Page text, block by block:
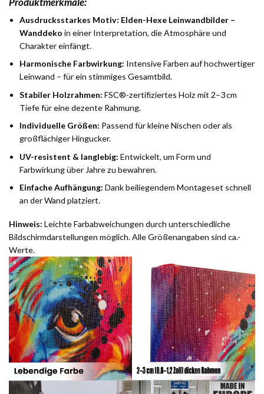
Ausdrucksstarkes Motiv: Elden-Hexe Leinwandbilder –
Wanddeko in einer Interpretation, die Atmosphäre und
Charakter einfängt.
Harmonische Farbwirkung: Intensive Farben auf hochwertiger
Leinwand – für ein stimmiges Gesamtbild.
Stabiler Holzrahmen: FSC®-zertifiziertes Holz mit 2–3 cm
Tiefe für eine dezente Rahmung.
Individuelle Größen: Passend für kleine Nischen oder als
großflächiger Hingucker.
UV-resistent & langlebig: Entwickelt, um Form und
Farbwirkung über Jahre zu bewahren.
Einfache Aufhängung: Dank beiliegendem Montageset schnell
an der Wand platziert.
Hinweis: Leichte Farbabweichungen durch unterschiedliche
Bildschirmdarstellungen möglich. Alle Größenangaben sind ca.-
Werte.